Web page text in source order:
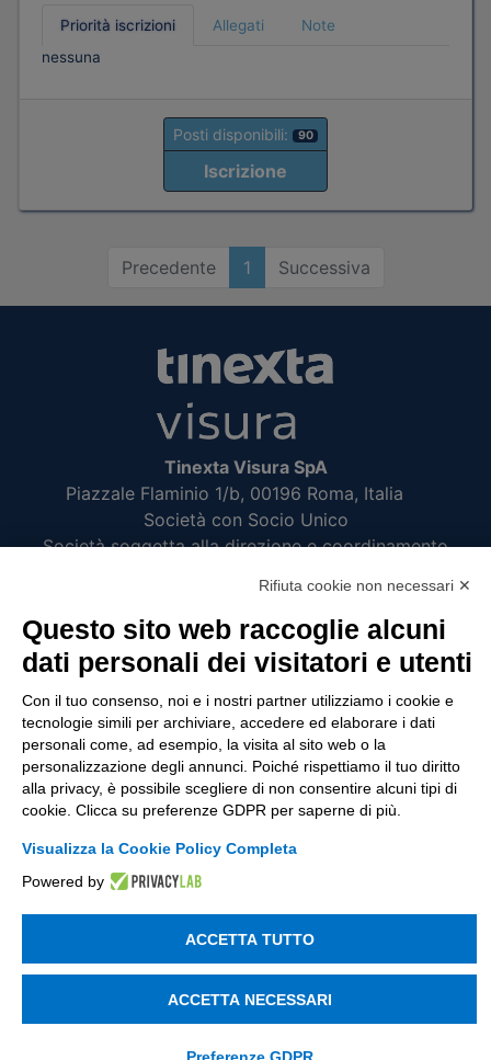
Priorità iscrizioni Allegati
Note
nessuna
Posti disponibili: 90
Iscrizione
Precedente 1 Successiva
Tinexta Visura SpA
Piazzale Flaminio 1/b, 00196 Roma, Italia
Società con Socio Unico
Società soggetta alla direzione e coordinamento
P.IVA 05338771008 REA n. 877679
UTILITÀ
Recupero Password
Verifica attestato di presenza
POLICIES AND TERMS
© 2003 - 2026 Tinexta Visura S.p.A.Visura.it
Rifiuta cookie non necessari ✕
Questo sito web raccoglie alcuni
dati personali dei visitatori e utenti
Con il tuo consenso, noi e i nostri partner utilizziamo i cookie e
tecnologie simili per archiviare, accedere ed elaborare i dati
personali come, ad esempio, la visita al sito web o la
personalizzazione degli annunci. Poiché rispettiamo il tuo diritto
alla privacy, è possibile scegliere di non consentire alcuni tipi di
cookie. Clicca su preferenze GDPR per saperne di più.
Visualizza la Cookie Policy Completa
Powered by
ACCETTA TUTTO
ACCETTA NECESSARI